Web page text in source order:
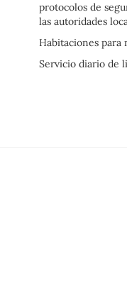
protocolos de
las autoridades
Habitaciones para
Servicio diario de